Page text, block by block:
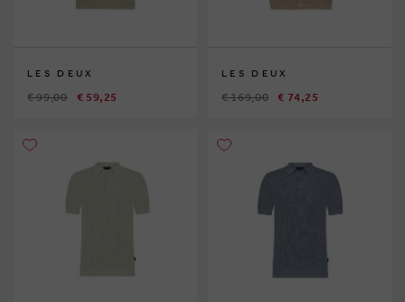
LES DEUX
€ 99,00 € 59,25
LES DEUX
€ 169,00 € 74,25